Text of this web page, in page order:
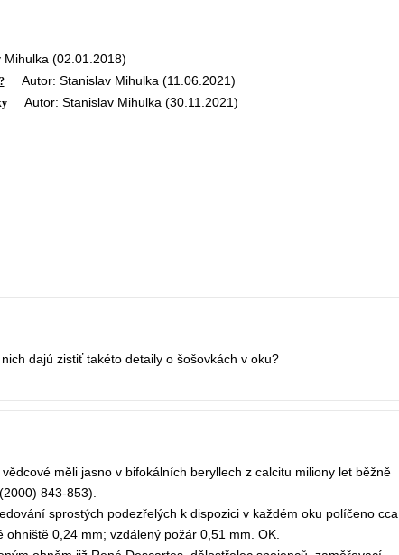
(02.01.2018)
Autor: Stanislav Mihulka (11.06.2021)
Autor: Stanislav Mihulka (30.11.2021)
dajú zistiť takéto detaily o šošovkách v oku?
měli jasno v bifokálních beryllech z calcitu miliony let běžně
843-853).
sprostých podezřelých k dispozici v každém oku políčeno cca
0,24 mm; vzdálený požár 0,51 mm. OK.